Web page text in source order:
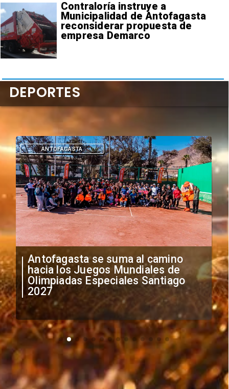
Contraloría instruye a
Municipalidad de Antofagasta
reconsiderar propuesta de
empresa Demarco
Antofagasta se suma al camino
hacia los Juegos Mundiales de
Olimpiadas Especiales Santiago
2027
ANTOFAGASTA
DEPORTES